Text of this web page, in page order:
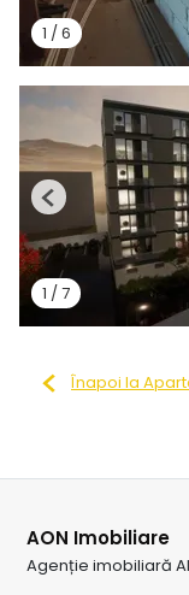
1 /6
1 /7
Previous
Înapoi la
AON Imobiliare
Agenție imobiliară